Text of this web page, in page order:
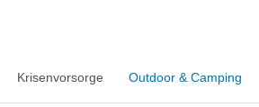
Krisenvorsorge Outdoor & Camping